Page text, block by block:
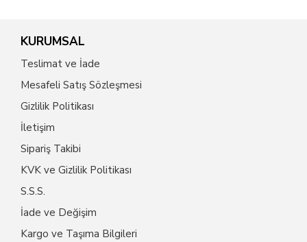
KURUMSAL
Teslimat ve İade
Mesafeli Satış Sözleşmesi
Gizlilik Politikası
İletişim
Sipariş Takibi
KVK ve Gizlilik Politikası
S.S.S.
İade ve Değişim
Kargo ve Taşıma Bilgileri